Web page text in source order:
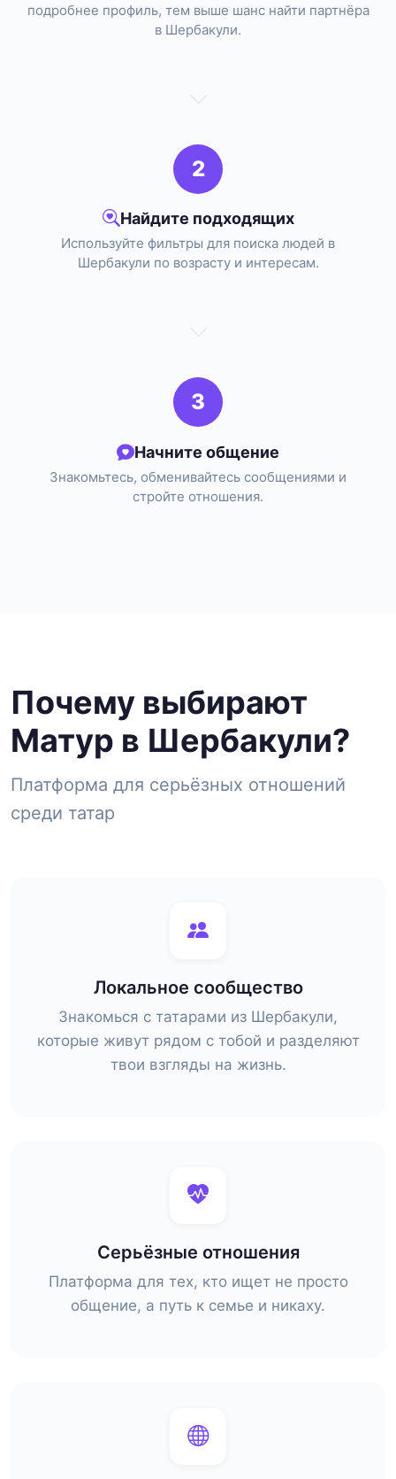
подробнее профиль, тем выше шанс найти партнёра
в Шербакули.
2
Найдите подходящих
Используйте фильтры для поиска людей в
Шербакули по возрасту и интересам.
3
Начните общение
Знакомьтесь, обменивайтесь сообщениями и
стройте отношения.
Почему выбирают
Матур в Шербакули?
Платформа для серьёзных отношений
среди татар
Локальное сообщество
Знакомься с татарами из Шербакули,
которые живут рядом с тобой и разделяют
твои взгляды на жизнь.
Серьёзные отношения
Платформа для тех, кто ищет не просто
общение, а путь к семье и никаху.